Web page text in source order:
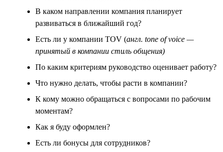
В каком направлении компания планирует
развиваться в ближайший год?
Есть ли у компании TOV (англ. tone of voice —
принятый в компании стиль общения)
По каким критериям руководство оценивает работу?
Что нужно делать, чтобы расти в компании?
К кому можно обращаться с вопросами по рабочим
моментам?
Как я буду оформлен?
Есть ли бонусы для сотрудников?